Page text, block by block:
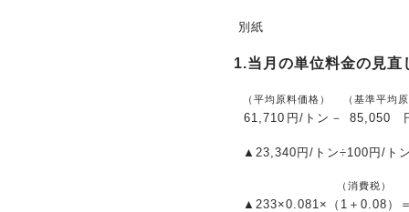
別紙
1.当月の単位料金の見直
（平均原料価格） （基準平均
61,710 円/トン － 85,050
▲23,340円/トン÷100円/
（消費税）
▲233×0.081× （1＋0.08）